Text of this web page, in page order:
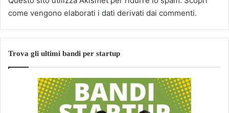
come vengono elaborati i dati derivati dai commenti.
Trova gli ultimi bandi per startup